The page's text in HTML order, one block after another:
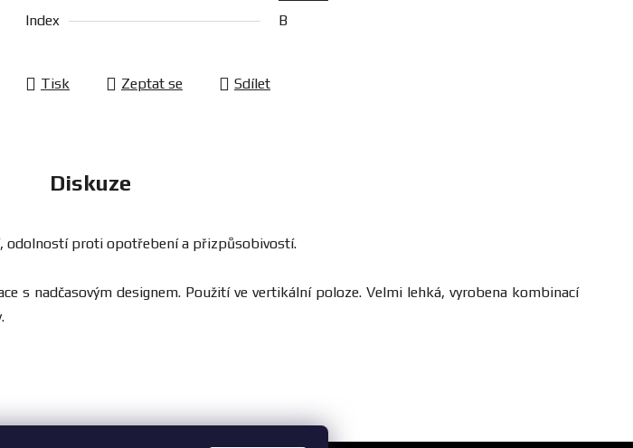
Index
B
Tisk Zeptat se Sdílet
Diskuze
odolností proti opotřebení a přizpůsobivostí.
s nadčasovým designem. Použití ve vertikální poloze. Velmi lehká, vyrobena kombinací